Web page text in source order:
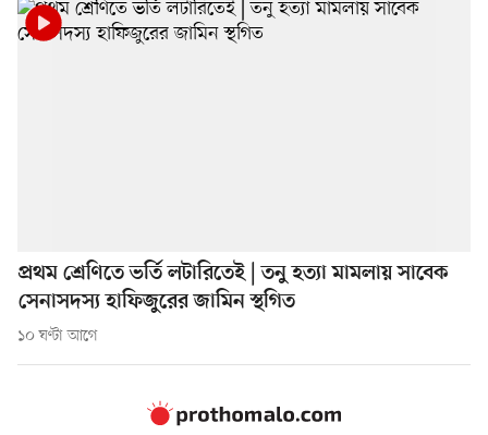
প্রথম শ্রেণিতে ভর্তি লটারিতেই | তনু হত্যা মামলায় সাবেক
সেনাসদস্য হাফিজুরের জামিন স্থগিত
১০ ঘণ্টা আগে